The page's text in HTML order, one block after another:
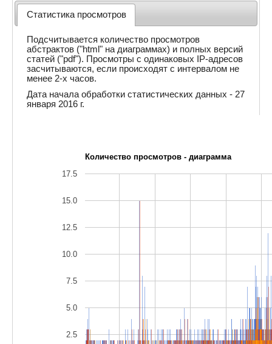
Статистика просмотров
Подсчитывается количество просмотров
абстрактов ("html" на диаграммах) и полных версий
статей ("pdf"). Просмотры с одинаковых IP-адресов
засчитываются, если происходят с интервалом не
менее 2-х часов.
Дата начала обработки статистических данных - 27
января 2016 г.
Количество просмотров - диаграмма
2.5
5.0
7.5
10.0
12.5
15.0
17.5